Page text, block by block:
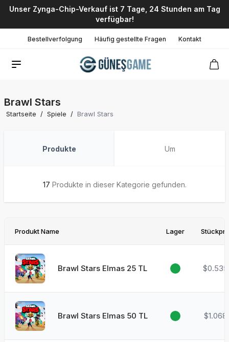
Unser Zynga-Chip-Verkauf ist 7 Tage, 24 Stunden am Tag
verfügbar!
Bestellverfolgung Häufig gestellte Fragen Kontakt
Brawl Stars
Startseite / Spiele / Brawl Stars
Produkte Um
17 Produkte in dieser Kategorie gefunden.
Produkt Name Lager
Brawl Stars Elmas 25 TL
Brawl Stars Elmas 50 TL